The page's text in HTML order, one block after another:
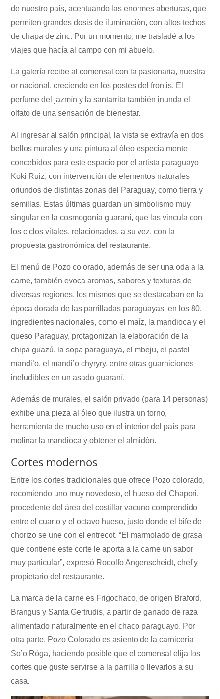
de nuestro país, acentuando las enormes aberturas, que
permiten grandes dosis de iluminación, con altos techos
de chapa de zinc. Por un momento, me trasladé a los
viajes que hacía al campo con mi abuelo.
La galería recibe al comensal con la pasionaria, nuestra
or nacional, creciendo en los postes del frontis. El
perfume del jazmín y la santarrita también inunda el
olfato de una sensación de bienestar.
Al ingresar al salón principal, la vista se extravía en dos
bellos murales y una pintura al óleo especialmente
concebidos para este espacio por el artista paraguayo
Koki Ruiz, con intervención de elementos naturales
oriundos de distintas zonas del Paraguay, como tierra y
semillas. Estas últimas guardan un simbolismo muy
singular en la cosmogonía guaraní, que las vincula con
los ciclos vitales, relacionados, a su vez, con la
propuesta gastronómica del restaurante.
El menú de Pozo colorado, además de ser una oda a la
carne, también evoca aromas, sabores y texturas de
diversas regiones, los mismos que se destacaban en la
época dorada de las parrilladas paraguayas, en los 80.
ingredientes nacionales, como el maíz, la mandioca y el
queso Paraguay, protagonizan la elaboración de la
chipa guazú, la sopa paraguaya, el mbeju, el pastel
mandi’o, el mandi’o chyryry, entre otras guarniciones
ineludibles en un asado guaraní.
Además de murales, el salón privado (para 14 personas)
exhibe una pieza al óleo que ilustra un torno,
herramienta de mucho uso en el interior del país para
molinar la mandioca y obtener el almidón.
Cortes modernos
Entre los cortes tradicionales que ofrece Pozo colorado,
recomiendo uno muy novedoso, el hueso del Chapori,
procedente del área del costillar vacuno comprendido
entre el cuarto y el octavo hueso, justo donde el bife de
chorizo se une con el entrecot. “El marmolado de grasa
que contiene este corte le aporta a la carne un sabor
muy particular”, expresó Rodolfo Angenscheidt, chef y
propietario del restaurante.
La marca de la carne es Frigochaco, de origen Braford,
Brangus y Santa Gertrudis, a partir de ganado de raza
alimentado naturalmente en el chaco paraguayo. Por
otra parte, Pozo Colorado es asiento de la carnicería
So’o Róga, haciendo posible que el comensal elija los
cortes que guste servirse a la parrilla o llevarlos a su
casa.